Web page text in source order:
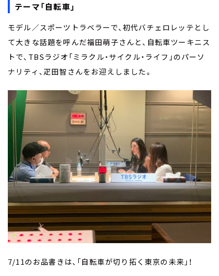
テーマ「自転車」
モデル／スポーツトラベラーで、初代バチェロレッテとし
て大きな話題を呼んだ福田萌子さんと、自転車ツーキニス
トで、TBSラジオ「ミラクル・サイクル・ライフ」のパーソ
ナリティ、疋田智さんをお迎えしました。
7/11のお品書きは、「自転車が切り拓く東京の未来」！